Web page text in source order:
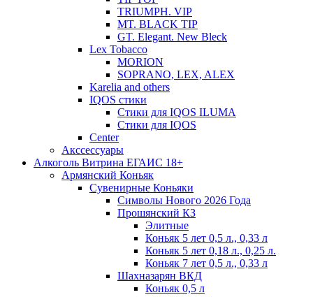
TRIUMPH. VIP
MT. BLACK TIP
GT. Elegant. New Bleck
Lex Tobacco
MORION
SOPRANO, LEX, ALEX
Karelia and others
IQOS стики
Стики для IQOS ILUMA
Стики для IQOS
Сenter
Акссессуары
Алкоголь Витрина ЕГАИС 18+
Армянский Коньяк
Сувенирные Коньяки
Символы Нового 2026 Года
Прошянский КЗ
Элитные
Коньяк 5 лет 0,5 л., 0,33 л
Коньяк 5 лет 0,18 л., 0,25 л.
Коньяк 7 лет 0,5 л., 0,33 л
Шахназарян ВКД
Коньяк 0,5 л